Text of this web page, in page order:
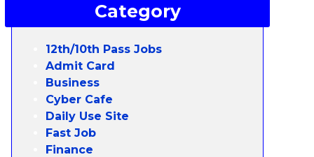
Category
12th/10th Pass Jobs
Admit Card
Business
Cyber Cafe
Daily Use Site
Fast Job
Finance